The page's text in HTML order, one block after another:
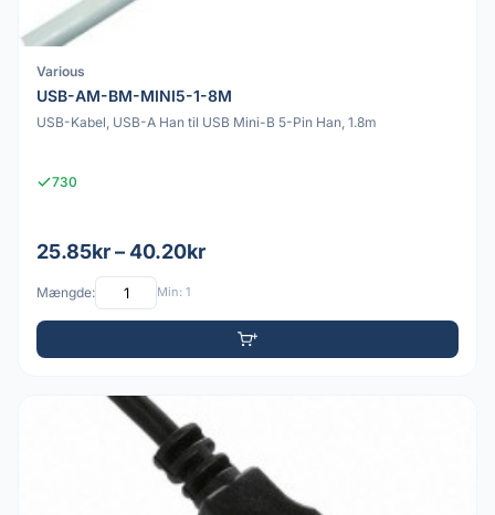
Various
USB-AM-BM-MINI5-1-8M
USB-Kabel, USB-A Han til USB Mini-B 5-Pin Han, 1.8m
730
25.85kr – 40.20kr
Mængde: Min: 1